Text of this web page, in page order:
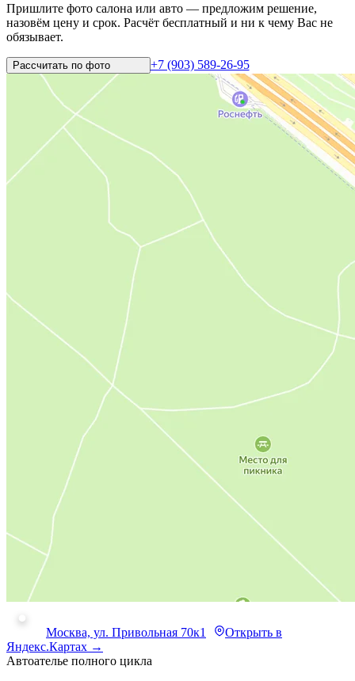
Пришлите фото салона или авто — предложим решение,
назовём цену и срок. Расчёт бесплатный и ни к чему Вас не
обязывает.
Рассчитать по фото +7 (903) 589-26-95
Москва, ул. Привольная 70к1
Открыть в
Яндекс.Картах →
Автоателье полного цикла